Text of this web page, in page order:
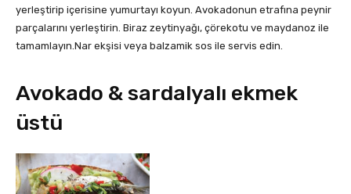
yerleştirip içerisine yumurtayı koyun. Avokadonun etrafına peynir
parçalarını yerleştirin. Biraz zeytinyağı, çörekotu ve maydanoz ile
tamamlayın.Nar ekşisi veya balzamik sos ile servis edin.
Avokado & sardalyalı ekmek
üstü